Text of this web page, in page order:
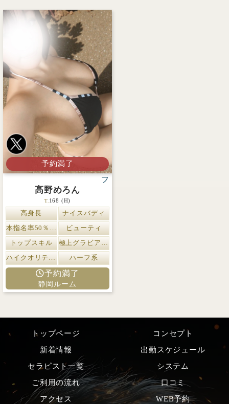
予約満了
ファムファタール
高野めろん
T. 168 (H)
高身長 ナイスバディ
ビューティ
トップスキル
ハーフ系
予約満了
静岡ルーム
トップページ
コンセプト
新着情報
出勤スケジュール
セラピスト一覧
システム
ご利用の流れ
口コミ
アクセス
WEB予約